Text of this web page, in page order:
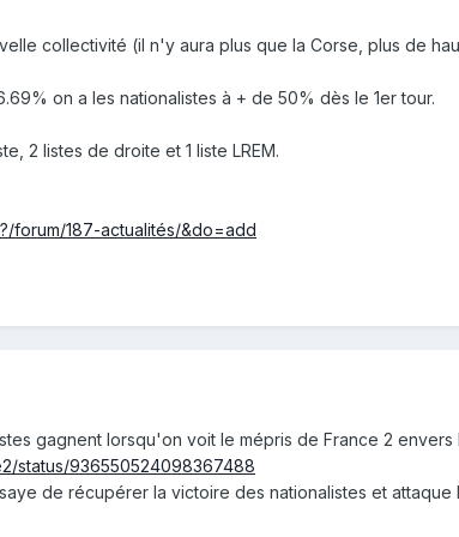
collectivité (il n'y aura plus que la Corse, plus de
on a les nationalistes à + de 50% dès le 1er tour.
2 listes de droite et 1 liste LREM.
forum/187-actualités/&do=add
gagnent lorsqu'on voit le mépris de France 2 envers
status/936550524098367488
de récupérer la victoire des nationalistes et